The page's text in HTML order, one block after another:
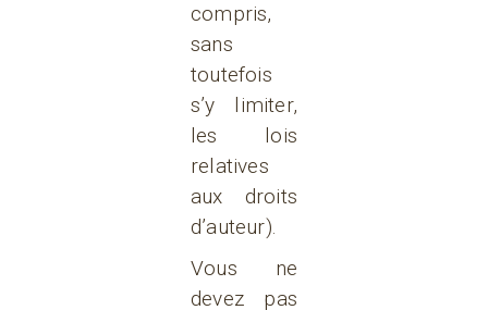
compris,
sans
toutefois
s’y limiter,
les lois
relatives
aux droits
d’auteur).
Vous ne
devez pas